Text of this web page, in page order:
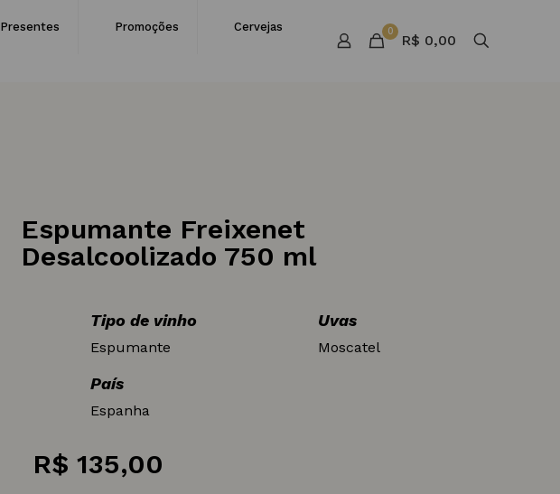
Presentes Promoções Cervejas 0
R$ 0,00
Espumante Freixenet
Desalcoolizado 750 ml
Tipo de vinho
Espumante
Uvas
Moscatel
País
Espanha
R$ 135,00